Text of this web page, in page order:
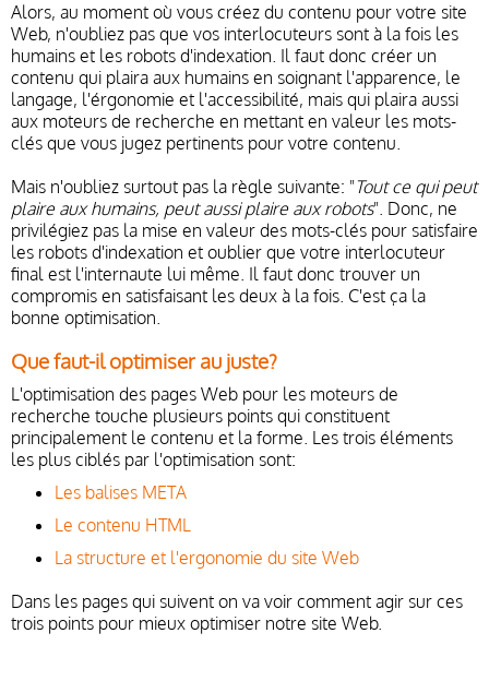
Alors, au moment où vous créez du contenu pour votre site
Web, n'oubliez pas que vos interlocuteurs sont à la fois les
humains et les robots d'indexation. Il faut donc créer un
contenu qui plaira aux humains en soignant l'apparence, le
langage, l'érgonomie et l'accessibilité, mais qui plaira aussi
aux moteurs de recherche en mettant en valeur les mots-
clés que vous jugez pertinents pour votre contenu.
Mais n'oubliez surtout pas la règle suivante: "Tout ce qui peut
plaire aux humains, peut aussi plaire aux robots". Donc, ne
privilégiez pas la mise en valeur des mots-clés pour satisfaire
les robots d'indexation et oublier que votre interlocuteur
final est l'internaute lui même. Il faut donc trouver un
compromis en satisfaisant les deux à la fois. C'est ça la
bonne optimisation.
Que faut-il optimiser au juste?
L'optimisation des pages Web pour les moteurs de
recherche touche plusieurs points qui constituent
principalement le contenu et la forme. Les trois éléments
les plus ciblés par l'optimisation sont:
Les balises META
Le contenu HTML
La structure et l'ergonomie du site Web
Dans les pages qui suivent on va voir comment agir sur ces
trois points pour mieux optimiser notre site Web.